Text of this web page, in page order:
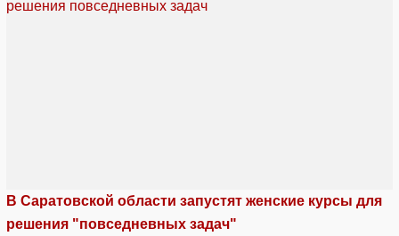
В Саратовской области запустят женские курсы для
решения "повседневных задач"